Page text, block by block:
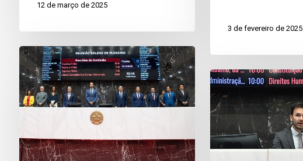
12 de março de 2025
3 de fevereiro de 2025